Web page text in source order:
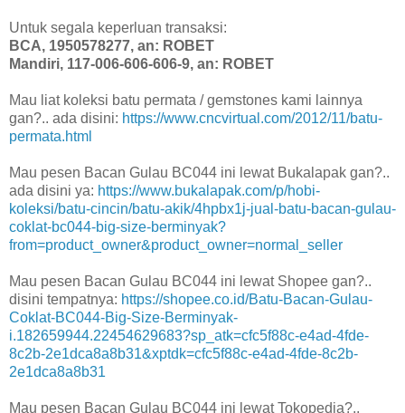
Untuk segala keperluan transaksi:
BCA, 1950578277, an: ROBET
Mandiri, 117-006-606-606-9, an: ROBET
Mau liat koleksi batu permata / gemstones kami lainnya
gan?.. ada disini: https://www.cncvirtual.com/2012/11/batu-
permata.html
Mau pesen Bacan Gulau BC044 ini lewat Bukalapak gan?..
ada disini ya: https://www.bukalapak.com/p/hobi-
koleksi/batu-cincin/batu-akik/4hpbx1j-jual-batu-bacan-gulau-
coklat-bc044-big-size-berminyak?
from=product_owner&product_owner=normal_seller
Mau pesen Bacan Gulau BC044 ini lewat Shopee gan?..
disini tempatnya: https://shopee.co.id/Batu-Bacan-Gulau-
Coklat-BC044-Big-Size-Berminyak-
i.182659944.22454629683?sp_atk=cfc5f88c-e4ad-4fde-
8c2b-2e1dca8a8b31&xptdk=cfc5f88c-e4ad-4fde-8c2b-
2e1dca8a8b31
Mau pesen Bacan Gulau BC044 ini lewat Tokopedia?..